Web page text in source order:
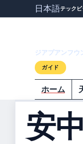
日本語テック
ジアプアンフウ
ガイド
ホーム
安